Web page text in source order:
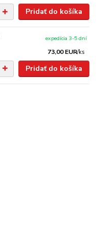
Pridať do košíka
73,00 EUR/ks
expedícia 3-5 dní
Pridať do košíka